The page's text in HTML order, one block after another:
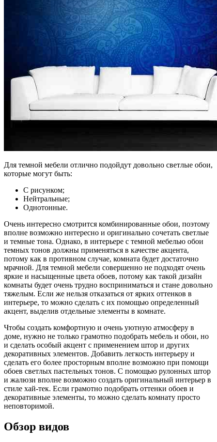
Для темной мебели отлично подойдут довольно светлые обои,
которые могут быть:
С рисунком;
Нейтральные;
Однотонные.
Очень интересно смотрится комбинированные обои, поэтому
вполне возможно интересно и оригинально сочетать светлые
и темные тона. Однако, в интерьере с темной мебелью обои
темных тонов должны применяться в качестве акцента,
потому как в противном случае, комната будет достаточно
мрачной. Для темной мебели совершенно не подходят очень
яркие и насыщенные цвета обоев, потому как такой дизайн
комнаты будет очень трудно восприниматься и стане довольно
тяжелым. Если же нельзя отказаться от ярких оттенков в
интерьере, то можно сделать с их помощью определенный
акцент, выделив отдельные элементы в комнате.
Чтобы создать комфортную и очень уютную атмосферу в
доме, нужно не только грамотно подобрать мебель и обои, но
и сделать особый акцент с применением штор и других
декоративных элементов. Добавить легкость интерьеру и
сделать его более просторным вполне возможно при помощи
обоев светлых пастельных тонов. С помощью рулонных штор
и жалюзи вполне возможно создать оригинальный интерьер в
стиле хай-тек. Если грамотно подобрать оттенки обоев и
декоративные элементы, то можно сделать комнату просто
неповторимой.
Обзор видов